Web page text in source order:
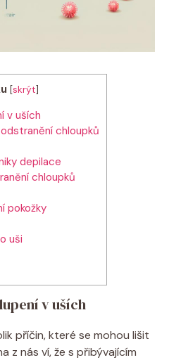
[skrýt]
v uších
chloupků
depilace
chloupků
pokožky
uši
v uších
příčin, které se mohou lišit
z nás ví, že s přibývajícím